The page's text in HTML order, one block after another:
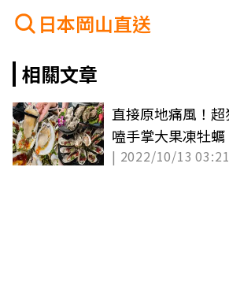
日本岡山直送
相關文章
直接原地痛風！
嗑手掌大果凍牡
也要點
| 2022/10/13